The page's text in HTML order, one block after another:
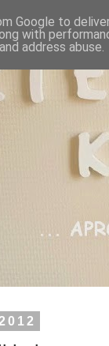
Google to
with
address abuse.